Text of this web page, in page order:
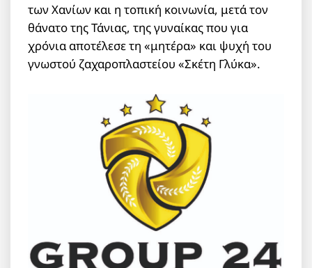
των Χανίων και η τοπική κοινωνία, μετά τον
θάνατο της Τάνιας, της γυναίκας που για
χρόνια αποτέλεσε τη «μητέρα» και ψυχή του
γνωστού ζαχαροπλαστείου «Σκέτη Γλύκα».